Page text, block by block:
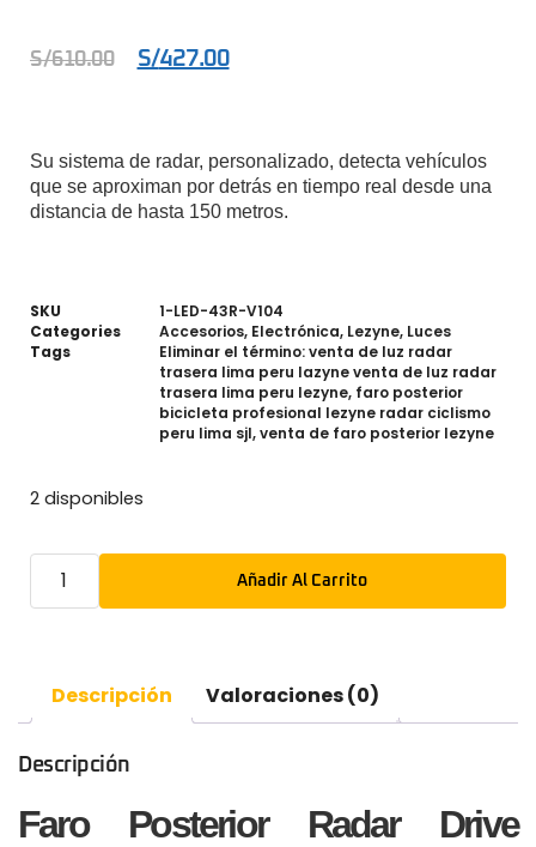
S/610.00 S/427.00
Su sistema de radar, personalizado, detecta vehículos
que se aproximan por detrás en tiempo real desde una
distancia de hasta 150 metros.
SKU
1-LED-43R-V104
Categories
Accesorios, Electrónica, Lezyne, Luces
Tags
Eliminar el término: venta de luz radar
trasera lima peru lazyne venta de luz radar
trasera lima peru lezyne, faro posterior
bicicleta profesional lezyne radar ciclismo
peru lima sjl,venta de faro posterior lezyne
2 disponibles
Añadir Al Carrito
Descripción Valoraciones (0)
Descripción
Faro Posterior Radar Drive